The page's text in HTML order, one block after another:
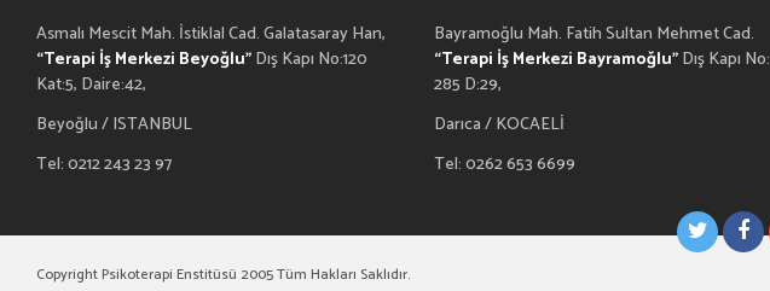
Asmalı Mescit Mah. İstiklal Cad. Galatasaray Han,
“Terapi İş Merkezi Beyoğlu”Dış Kapı No:120
Kat:5, Daire:42,
Beyoğlu / ISTANBUL
Tel: 0212 243 23 97
Bayramoğlu Mah. Fatih Sultan Mehmet Cad.
“Terapi İş Merkezi Bayramoğlu”Dış Kapı No:
285 D:29,
Darıca / KOCAELİ
Tel: 0262 653 6699
Copyright Psikoterapi Enstitüsü 2005 Tüm Hakları Saklıdır.